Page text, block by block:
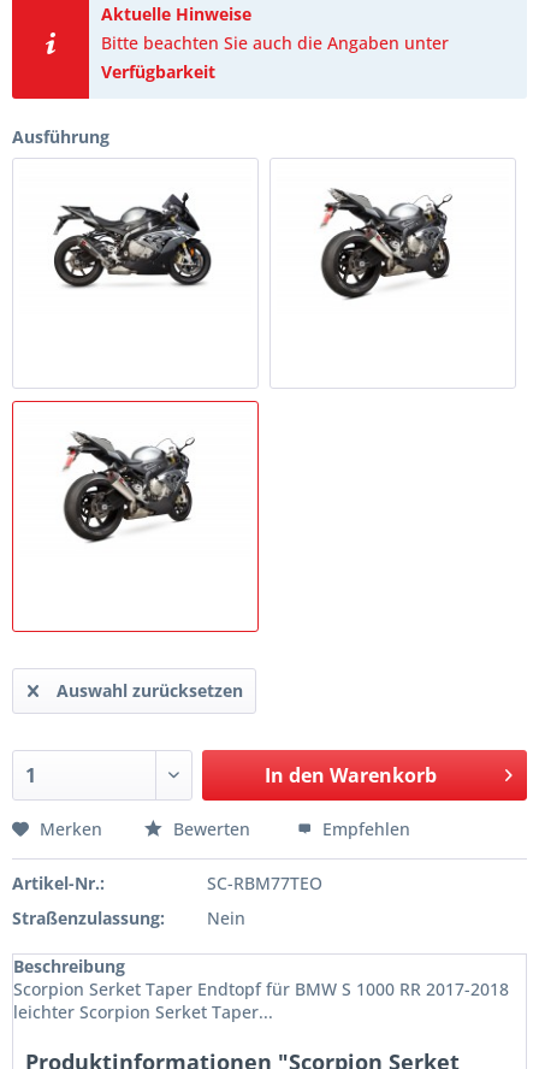
Aktuelle Hinweise
Bitte beachten Sie auch die Angaben unter
Verfügbarkeit
Ausführung
Auswahl zurücksetzen
In den Warenkorb
Merken Bewerten Empfehlen
Artikel-Nr.:
SC-RBM77TEO
Straßenzulassung:
Nein
Beschreibung
Scorpion Serket Taper Endtopf für BMW S 1000 RR 2017-2018
leichter Scorpion Serket Taper...
Produktinformationen "Scorpion Serket